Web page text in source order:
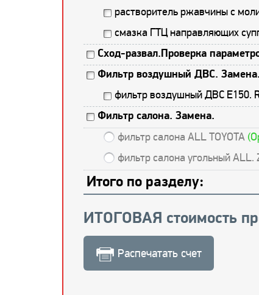
растворитель ржавчины с
смазка ГТЦ направляющих
Сход-развал.Проверка
Фильтр воздушный ДВС. Замена.
фильтр воздушный ДВС E150.
Фильтр салона. Замена.
фильтр салона ALL TOYOTA
фильтр салона угольный ALL.
Итого по разделу:
ИТОГОВАЯ стоимость
Распечатать счет